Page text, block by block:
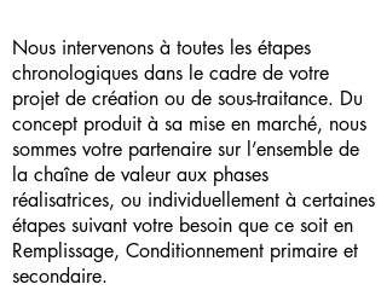
Nous intervenons à toutes les étapes
chronologiques dans le cadre de votre
projet de création ou de sous-traitance. Du
concept produit à sa mise en marché, nous
sommes votre partenaire sur l’ensemble de
la chaîne de valeur aux phases
réalisatrices, ou individuellement à certaines
étapes suivant votre besoin que ce soit en
Remplissage, Conditionnement primaire et
secondaire.